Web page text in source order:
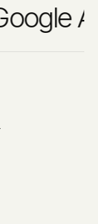
Ads